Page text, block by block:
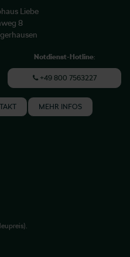
Liebe
8
Notdienst-Hotline:
+49 800 7563227
MEHR INFOS